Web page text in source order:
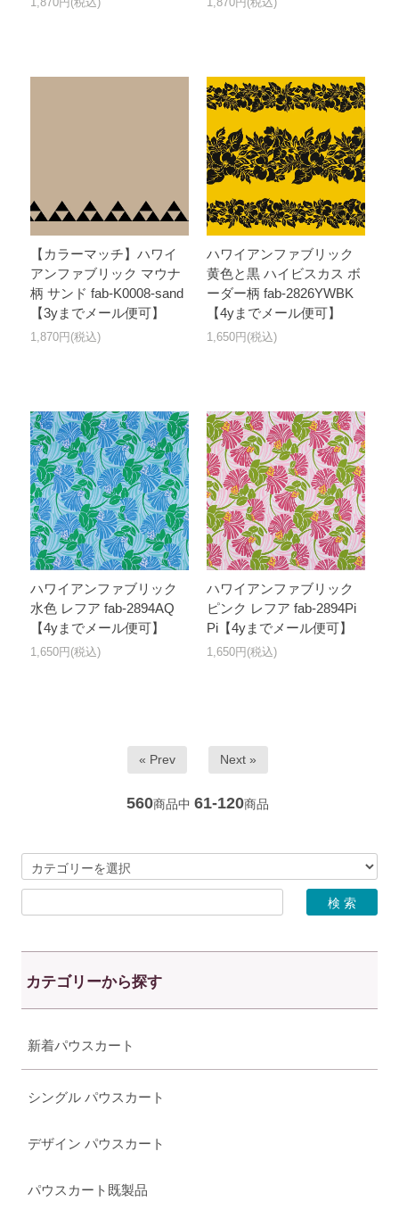
【カラーマッチ】ハワイ
アンファブリック マウナ
柄 サンド fab-K0008-sand
【3yまでメール便可】
1,870円(税込)
ハワイアンファブリック
黄色と黒 ハイビスカス ボ
ーダー柄 fab-2826YWBK
【4yまでメール便可】
1,650円(税込)
ハワイアンファブリック
水色 レフア fab-2894AQ
【4yまでメール便可】
1,650円(税込)
ハワイアンファブリック
ピンク レフア fab-2894Pi
Pi【4yまでメール便可】
1,650円(税込)
« Prev Next »
560商品中 61-120商品
カテゴリーから探す
新着パウスカート
シングル パウスカート
デザイン パウスカート
パウスカート既製品